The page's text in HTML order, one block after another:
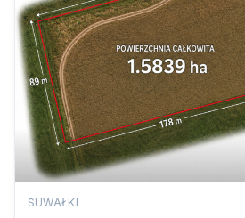
SUWAŁKI